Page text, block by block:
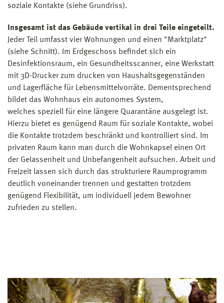
soziale Kontakte (siehe Grundriss).
Insgesamt ist das Gebäude vertikal in drei Teile eingeteilt.
Jeder Teil umfasst vier Wohnungen und einen "Marktplatz"
(siehe Schnitt). Im Erdgeschoss befindet sich ein
Desinfektionsraum, ein Gesundheitsscanner, eine Werkstatt
mit 3D-Drucker zum drucken von Haushaltsgegenständen
und Lagerfläche für Lebensmittelvorräte. Dementsprechend
bildet das Wohnhaus ein autonomes System,
welches speziell für eine längere Quarantäne ausgelegt ist.
Hierzu bietet es genügend Raum für soziale Kontakte, wobei
die Kontakte trotzdem beschränkt und kontrolliert sind. Im
privaten Raum kann man durch die Wohnkapsel einen Ort
der Gelassenheit und Unbefangenheit aufsuchen. Arbeit und
Freizeit lassen sich durch das strukturiere Raumprogramm
deutlich voneinander trennen und gestatten trotzdem
genügend Flexibilität, um individuell jedem Bewohner
zufrieden zu stellen.